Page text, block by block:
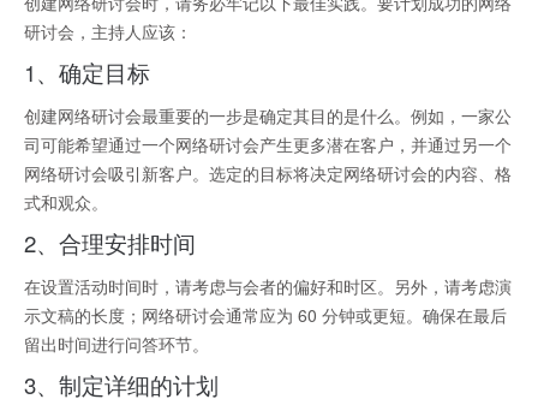
研讨会，主持人应该：
1、确定目标
创建网络研讨会最重要的一步是确定其目的是什么。例如，一家公
司可能希望通过一个网络研讨会产生更多潜在客户，并通过另一个
网络研讨会吸引新客户。选定的目标将决定网络研讨会的内容、格
式和观众。
2、合理安排时间
在设置活动时间时，请考虑与会者的偏好和时区。另外，请考虑演
示文稿的长度；网络研讨会通常应为 60 分钟或更短。确保在最后
留出时间进行问答环节。
3、制定详细的计划